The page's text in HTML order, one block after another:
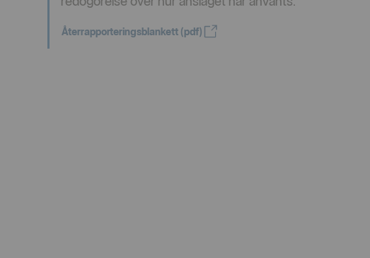
Återrapporteringsblankett (pdf)
Öppnas i nytt fönster